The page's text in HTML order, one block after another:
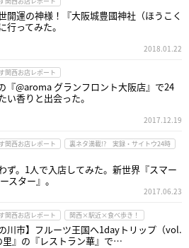
開運の神様！『大阪城豊國神社（ほうこく
行ってみた。
2018.01.22
関西お店レポート
『@aroma グランフロント大阪店』で24
い香りと出会った。
2017.12.19
関西お店レポート 裏ネタ満載!? 実録・サイトウ24時
ず。1人で入店してみた。新世界『スマー
スター』。
2017.06.23
関西お店レポート 関西×駅近×食べ歩き！
川市】フルーツ王国へ1dayトリップ（vol.
里』の『レストラン華』で…